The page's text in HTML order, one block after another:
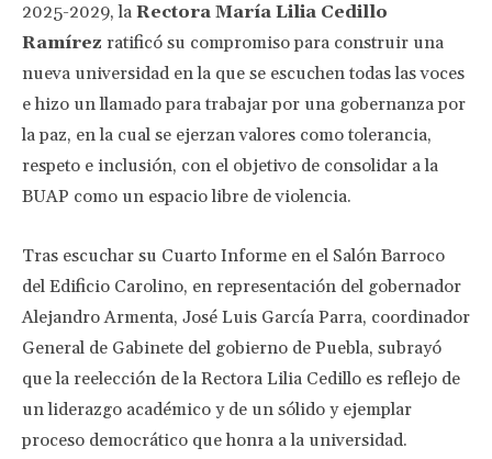
2025-2029, la Rectora María Lilia Cedillo
Ramírez ratificó su compromiso para construir una
nueva universidad en la que se escuchen todas las voces
e hizo un llamado para trabajar por una gobernanza por
la paz, en la cual se ejerzan valores como tolerancia,
respeto e inclusión, con el objetivo de consolidar a la
BUAP como un espacio libre de violencia.
Tras escuchar su Cuarto Informe en el Salón Barroco
del Edificio Carolino, en representación del gobernador
Alejandro Armenta, José Luis García Parra, coordinador
General de Gabinete del gobierno de Puebla, subrayó
que la reelección de la Rectora Lilia Cedillo es reflejo de
un liderazgo académico y de un sólido y ejemplar
proceso democrático que honra a la universidad.